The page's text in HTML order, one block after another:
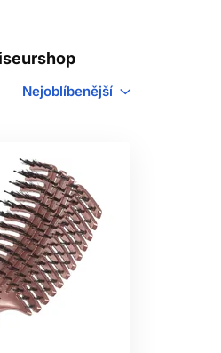
které si
novou
Nejoblíbenější